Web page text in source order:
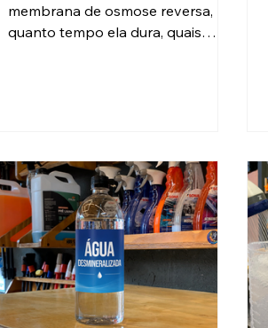
membrana de osmose reversa,
quanto tempo ela dura, quais